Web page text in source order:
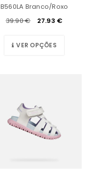
B560LA Branco/Roxo
39.90€ 27.93 €
VER OPÇÕES